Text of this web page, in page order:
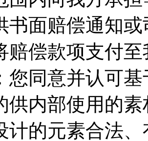
书面赔偿通知
赔偿款项支付
您同意并认可
供内部使用的
计的元素合法